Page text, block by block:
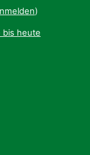
)
bis heute